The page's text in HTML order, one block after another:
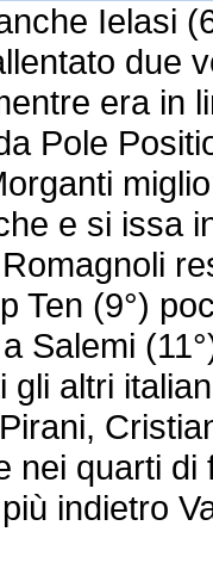
Ielasi
due
era in
Pole
e si issa
Ten (9°)
Salemi
gli altri
nei quarti di
indietro